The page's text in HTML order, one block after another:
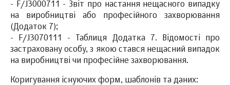
- F/J3000711 - Звіт про настання нещасного випадку
на виробництві або професійного захворювання
(Додаток 7);
- F/J3070111 - Таблиця Додатка 7. Відомості про
застраховану особу, з якою стався нещасний випадок
на виробництві чи професійне захворювання.
Коригування існуючих форм, шаблонів та даних: